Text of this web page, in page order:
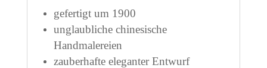
gefertigt um 1900
unglaubliche chinesische
Handmalereien
zauberhafte eleganter Entwurf